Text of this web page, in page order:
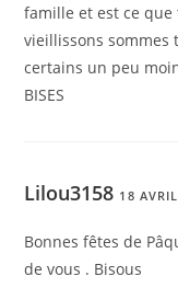
famille et est ce
vieillissons sommes
certains un peu
BISES
Lilou3158 18
Bonnes fêtes de
de vous . Bisous